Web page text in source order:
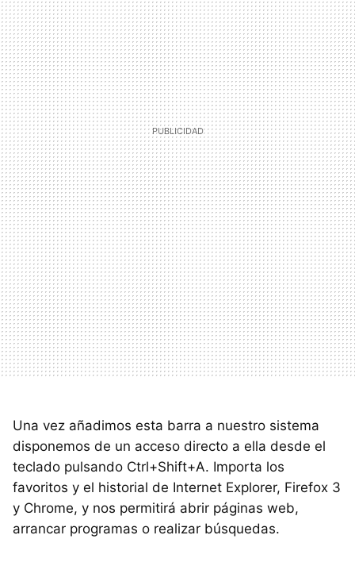
Una vez añadimos esta barra a nuestro sistema
disponemos de un acceso directo a ella desde el
teclado pulsando Ctrl+Shift+A. Importa los
favoritos y el historial de Internet Explorer, Firefox 3
y Chrome, y nos permitirá abrir páginas web,
arrancar programas o realizar búsquedas.